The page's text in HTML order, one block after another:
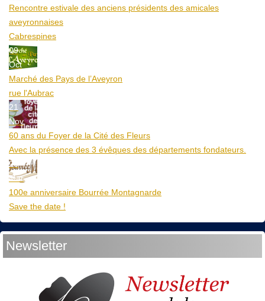
Rencontre estivale des anciens présidents des amicales
aveyronnaises
Cabrespines
09
Oct
Marché des Pays de l’Aveyron
rue l'Aubrac
21
Nov
60 ans du Foyer de la Cité des Fleurs
Avec la présence des 3 évêques des départements fondateurs.
20
Mar
100e anniversaire Bourrée Montagnarde
Save the date !
Newsletter